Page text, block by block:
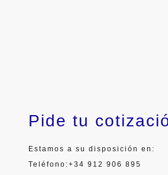
Pide tu
Estamos a su disposición en:
Teléfono:+34 912 906 895